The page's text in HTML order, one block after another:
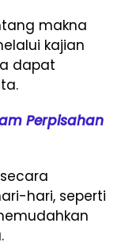
makna
kajian
dapat
Perpisahan
hari, seperti